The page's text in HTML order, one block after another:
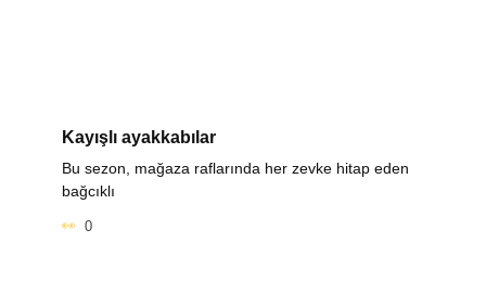
Kayışlı ayakkabılar
Bu sezon, mağaza raflarında her zevke hitap eden
bağcıklı
0